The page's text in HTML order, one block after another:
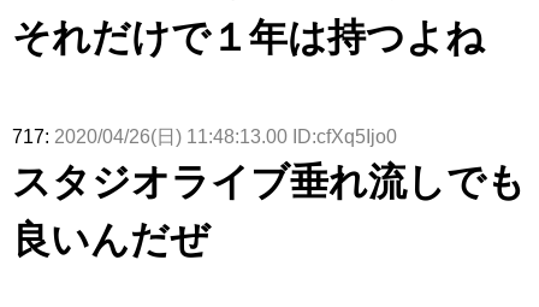
それだけで１年は持つよね
717: 2020/04/26(日) 11:48:13.00 ID:cfXq5Ijo0
スタジオライブ垂れ流しでも
良いんだぜ